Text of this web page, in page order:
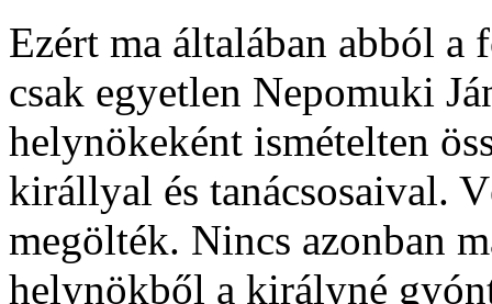
Ezért ma általában abból
csak egyetlen Nepomuki
helynökeként ismételten
királlyal és tanácsosaival.
megölték. Nincs azonban
helynökből a királyné